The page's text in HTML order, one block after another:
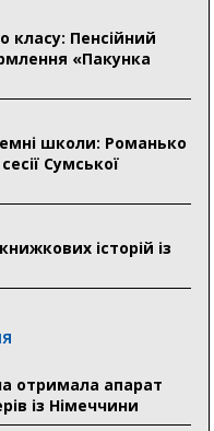
класу: Пенсійний
«Пакунка
школи: Романько
Сумської
історій із
отримала апарат
із Німеччини